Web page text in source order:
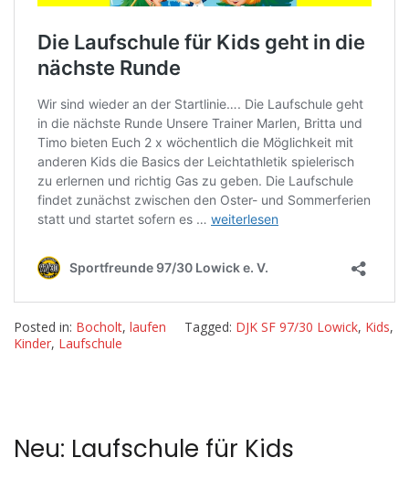
nächste
Runde
Posted in: Bocholt, laufen Tagged: DJK SF 97/30 Lowick, Kids,
Kinder, Laufschule
Neu: Laufschule für Kids